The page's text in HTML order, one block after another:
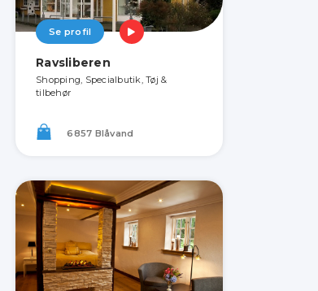
Se profil
Ravsliberen
Shopping, Specialbutik, Tøj &
tilbehør
6857 Blåvand